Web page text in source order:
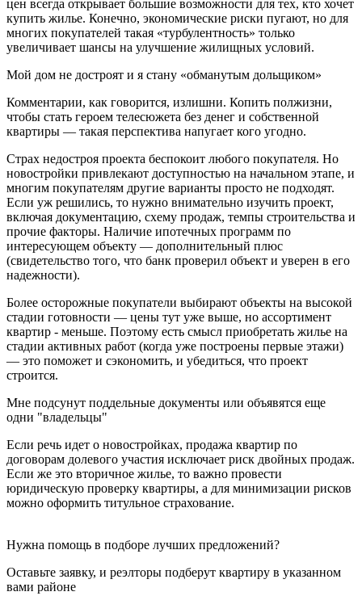
цен всегда открывает большие возможности для тех, кто хочет
купить жилье. Конечно, экономические риски пугают, но для
многих покупателей такая «турбулентность» только
увеличивает шансы на улучшение жилищных условий.
Мой дом не достроят и я стану «обманутым дольщиком»
Комментарии, как говорится, излишни. Копить полжизни,
чтобы стать героем телесюжета без денег и собственной
квартиры — такая перспектива напугает кого угодно.
Страх недостроя проекта беспокоит любого покупателя. Но
новостройки привлекают доступностью на начальном этапе, и
многим покупателям другие варианты просто не подходят.
Если уж решились, то нужно внимательно изучить проект,
включая документацию, схему продаж, темпы строительства и
прочие факторы. Наличие ипотечных программ по
интересующем объекту — дополнительный плюс
(свидетельство того, что банк проверил объект и уверен в его
надежности).
Более осторожные покупатели выбирают объекты на высокой
стадии готовности — цены тут уже выше, но ассортимент
квартир - меньше. Поэтому есть смысл приобретать жилье на
стадии активных работ (когда уже построены первые этажи)
— это поможет и сэкономить, и убедиться, что проект
строится.
Мне подсунут поддельные документы или объявятся еще
одни "владельцы"
Если речь идет о новостройках, продажа квартир по
договорам долевого участия исключает риск двойных продаж.
Если же это вторичное жилье, то важно провести
юридическую проверку квартиры, а для минимизации рисков
можно оформить титульное страхование.
Нужна помощь в подборе лучших предложений?
Оставьте заявку, и реэлторы подберут квартиру в указанном
вами районе